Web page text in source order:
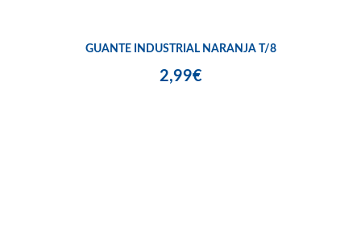
GUANTE INDUSTRIAL NARANJA T/8
2,99€